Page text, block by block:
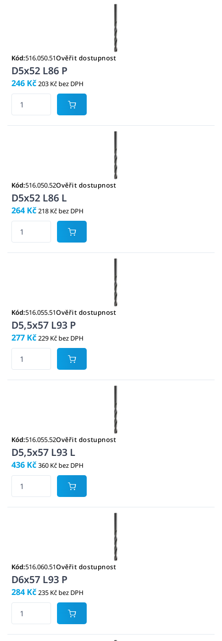
Kód:516.050.51Ověřit dostupnost
D5x52 L86 P
246 Kč 203 Kč bez DPH
Kód:516.050.52Ověřit dostupnost
D5x52 L86 L
264 Kč 218 Kč bez DPH
Kód:516.055.51Ověřit dostupnost
D5,5x57 L93 P
277 Kč 229 Kč bez DPH
Kód:516.055.52Ověřit dostupnost
D5,5x57 L93 L
436 Kč 360 Kč bez DPH
Kód:516.060.51Ověřit dostupnost
D6x57 L93 P
284 Kč 235 Kč bez DPH